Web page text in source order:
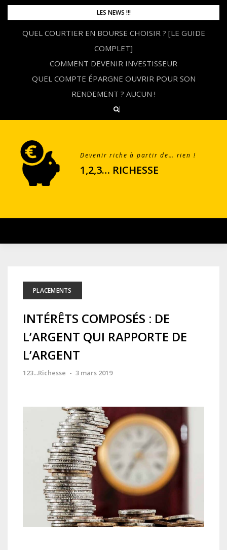
Skip
content
LES NEWS !!!
QUEL COURTIER EN BOURSE CHOISIR ? [LE GUIDE
COMPLET]
COMMENT DEVENIR INVESTISSEUR
QUEL COMPTE ÉPARGNE OUVRIR POUR SON
RENDEMENT ? AUCUN !
Devenir riche à partir de… rien !
1,2,3… RICHESSE
PLACEMENTS
INTÉRÊTS COMPOSÉS : DE
L’ARGENT QUI RAPPORTE DE
L’ARGENT
123...Richesse - 3 mars 2019